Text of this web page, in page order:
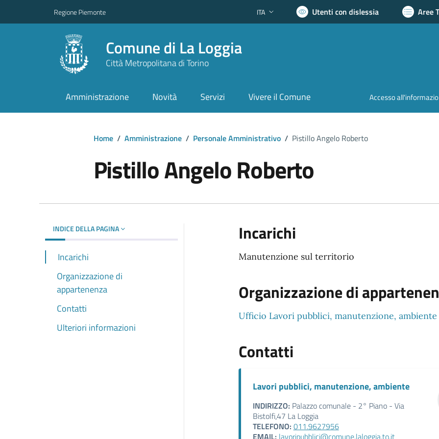
Regione Piemonte Lingua attiva:
ITA Utenti con dislessia Aree
Comune di La Loggia
Città Metropolitana di Torino
Amministrazione Novità Servizi Vivere il Comune Accesso
Home / Amministrazione / Personale Amministrativo / Pistillo Angelo Roberto
Pistillo Angelo Roberto
INDICE DELLA PAGINA
Incarichi
Organizzazione di
appartenenza
Contatti
Ulteriori informazioni
Incarichi
Manutenzione sul territorio
Organizzazione di
Ufficio Lavori pubblici, manutenzione, ambiente
Contatti
Lavori pubblici, manutenzione, ambiente
INDIRIZZO: Palazzo comunale - 2° Piano - Via
Bistolfi,47 La Loggia
TELEFONO: 011.9627956
EMAIL: lavoripubblici@comune.laloggia.to.it